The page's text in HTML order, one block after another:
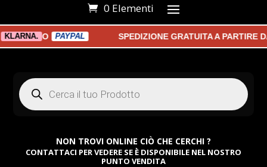
0 Elementi
O PAYPAL SPEDIZIONE GRATUITA A PARTIRE DA
Products
search
NON TROVI ONLINE CIÒ CHE CERCHI ?
CONTATTACI PER VEDERE SE È DISPONIBILE NEL NOSTRO
PUNTO VENDITA